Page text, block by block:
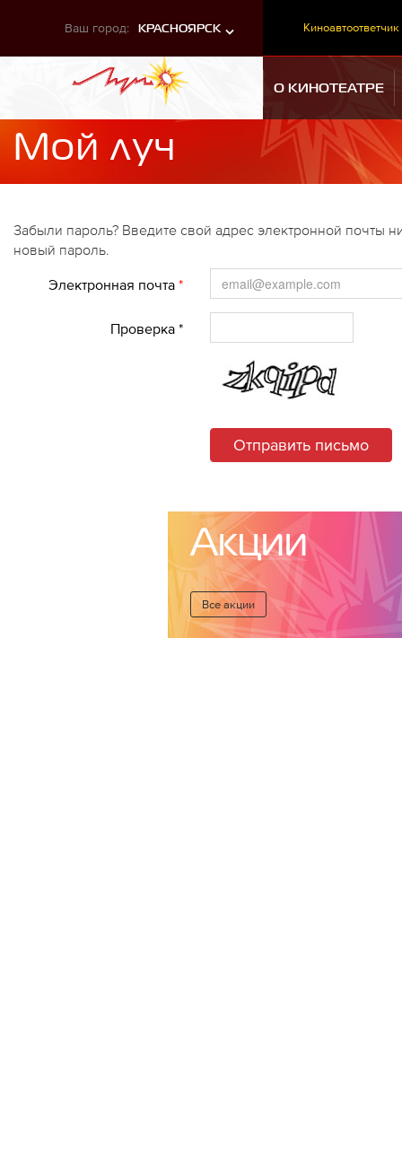
Ваш город: КРАСНОЯРСК Киноавтоответчик
О КИНОТЕАТРЕ
Мой луч
Забыли пароль? Введите свой адрес электронной почты
новый пароль.
Электронная почта*
Проверка *
Отправить письмо
Акции
Все акции